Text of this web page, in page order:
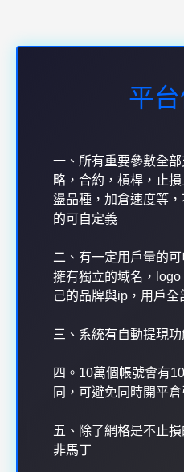
平
一、所有重要參數全
略，合約，槓桿，止
盪品種，加倉速度等
的可自定義
二、有一定用戶量的
擁有獨立的域名，
己的品牌與ip，用戶全
三、系統有自動提現功
四。10萬個帳號會有
同，可避免同時開平
五、除了網格是不止
非馬丁